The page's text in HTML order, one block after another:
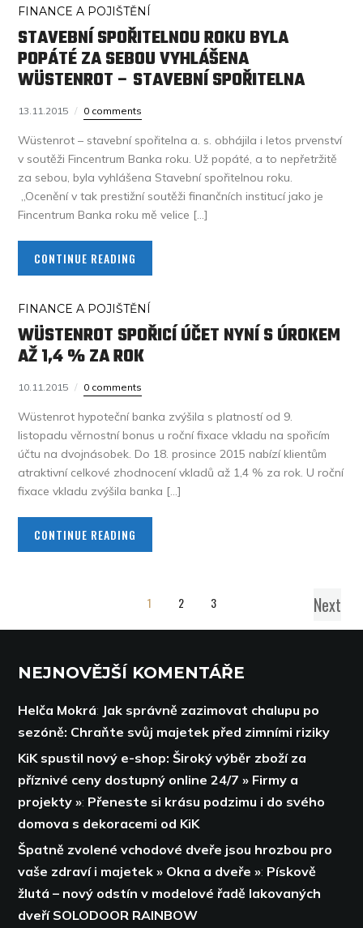
FINANCE A POJIŠTĚNÍ
STAVEBNÍ SPOŘITELNOU ROKU BYLA
POPÁTÉ ZA SEBOU VYHLÁŠENA
WÜSTENROT – STAVEBNÍ SPOŘITELNA
13.11.2015 0 comments
Wüstenrot – stavební spořitelna a. s. obhájila i letos prvenství
v soutěži Fincentrum Banka roku. Už popáté, a to nepřetržitě
za sebou, byla vyhlášena Stavební spořitelnou roku.
„Ocenění v tak prestižní soutěži finančních institucí jako je
Fincentrum Banka roku mě velice […]
CONTINUE READING
FINANCE A POJIŠTĚNÍ
WÜSTENROT SPOŘICÍ ÚČET NYNÍ S ÚROKEM
AŽ 1,4 % ZA ROK
10.11.2015 0 comments
Wüstenrot hypoteční banka zvýšila s platností od 9.
listopadu věrnostní bonus u roční fixace vkladu na spořicím
účtu na dvojnásobek. Do 18. prosince 2015 nabízí klientům
atraktivní celkové zhodnocení vkladů až 1,4 % za rok. U roční
fixace vkladu zvýšila banka […]
CONTINUE READING
1 2 3 Next
NEJNOVĚJŠÍ KOMENTÁŘE
Helča Mokrá: Jak správně zazimovat chalupu po
sezóně: Chraňte svůj majetek před zimními riziky
KiK spustil nový e-shop: Široký výběr zboží za
příznivé ceny dostupný online 24/7 » Firmy a
projekty »: Přeneste si krásu podzimu i do svého
domova s dekoracemi od KiK
Špatně zvolené vchodové dveře jsou hrozbou pro
vaše zdraví i majetek » Okna a dveře »: Pískově
žlutá – nový odstín v modelové řadě lakovaných
dveří SOLODOOR RAINBOW